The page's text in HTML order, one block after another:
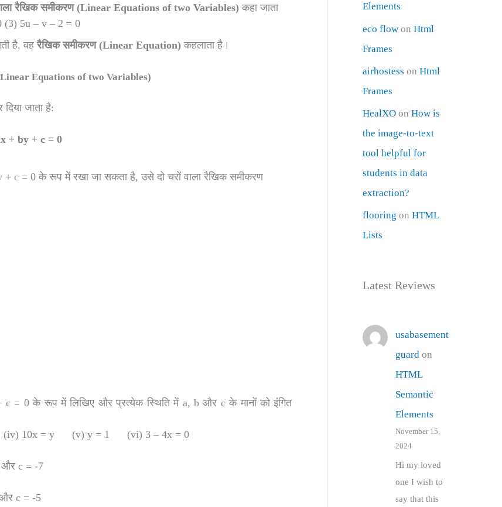
रैखिक समीकरण (Linear Equations of two Variables) कहा जाता
(3) 5u – v – 2 = 0
है, वहरैखिक समीकरण (Linear Equation) कहलाता है।
Linear Equations of two Variables)
जाता है:
+ by + c = 0
c = 0 के रूप में रखा जा सकता है, उसे दो चरों वाला रैखिक समीकरण
c = 0 के रूप में लिखिए और प्रत्येक स्थिति में a, b और c के मानों को इंगित
10x = y (v) y = 1 (vi) 3 – 4x = 0
और c = -7
c = -5
Elements
eco flow onHtml
Frames
airhostess onHtml
Frames
HealXO onHow is
the image-to-text
tool helpful for
students in data
extraction?
flooring onHTML
Lists
Latest Reviews
usabasement
guard on
HTML
Semantic
Elements
November 15,
2024
Hi my loved
one I wish to
say that this